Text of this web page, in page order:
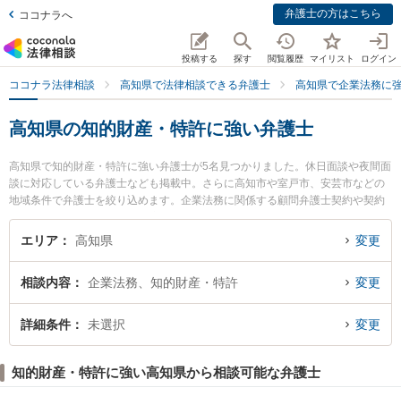
ココナラへ 弁護士の方はこちら
投稿する 探す 閲覧履歴 マイリスト ログイン
ココナラ法律相談 高知県で法律相談できる弁護士 高知県で企業法務に
高知県の知的財産・特許に強い弁護士
高知県で知的財産・特許に強い弁護士が5名見つかりました。休日面談や夜間面
談に対応している弁護士なども掲載中。さらに高知市や室戸市、安芸市などの
地域条件で弁護士を絞り込めます。企業法務に関係する顧問弁護士契約や契約
書作成・リーガルチェック、雇用契約書・就業規則作成等の細かな分野での絞
り込み検索もでき便利です。特に高知ロイヤルオーク法律事務所の小野塚 直毅
で土日や夜間に発生した知的財産・特許のトラブルを今すぐに弁護士に相談し
たい』『知的財産・特許のトラブル解決の実績豊富な近くの弁護士を検索した
い』『初回相談無料で知的財産・特許を法律相談できる高知県内の弁護士に相
エリア 高知県 変更
相談内容 企業法務、知的財産・特許 変更
詳細条件 未選択 変更
知的財産・特許に強い高知県から相談可能な弁護士